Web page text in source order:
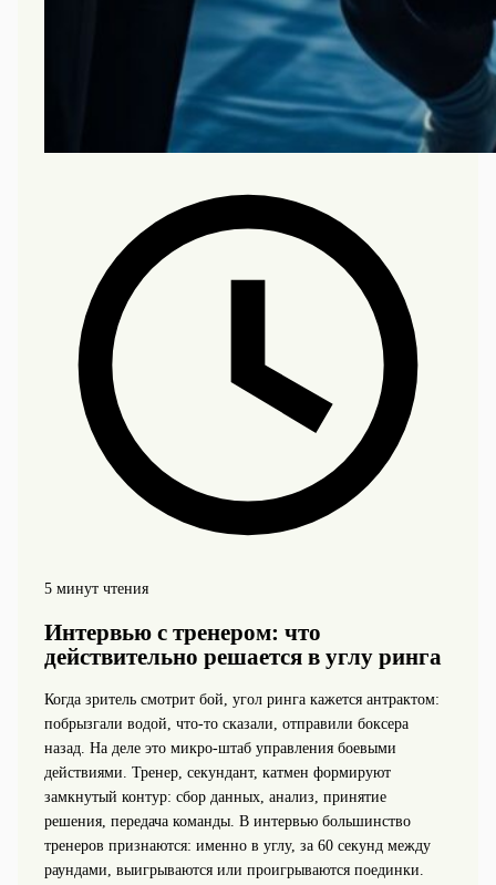
5 минут чтения
Интервью с тренером: что
действительно решается в углу ринга
Когда зритель смотрит бой, угол ринга кажется антрактом:
побрызгали водой, что‑то сказали, отправили боксера
назад. На деле это микро‑штаб управления боевыми
действиями. Тренер, секундант, катмен формируют
замкнутый контур: сбор данных, анализ, принятие
решения, передача команды. В интервью большинство
тренеров признаются: именно в углу, за 60 секунд между
раундами, выигрываются или проигрываются поединки.